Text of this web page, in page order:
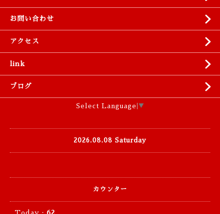
お問い合わせ
アクセス
link
ブログ
Select Language ▼
2026.08.08 Saturday
カウンター
Today : 62